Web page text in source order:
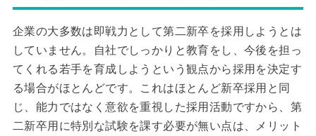
企業の大多数は即戦力として第二新卒を採用しようとは
していません。自社でしっかりと教育をし、今後を担っ
てくれる若手を育成しようという観点から採用を決定す
る場合がほとんどです。これはほとんど新卒採用と同
じ、能力ではなく意欲を重視した採用活動ですから、第
二新卒用に特別な試験を課す必要が無い点は、メリット